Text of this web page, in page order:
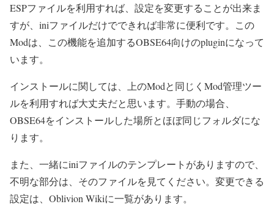
ESPファイルを利用すれば、設定を変更することが出来ま
すが、iniファイルだけでできれば非常に便利です。この
Modは、この機能を追加するOBSE64向けのpluginになって
います。
インストールに関しては、上のModと同じくMod管理ツー
ルを利用すれば大丈夫だと思います。手動の場合、
OBSE64をインストールした場所とほぼ同じフォルダにな
ります。
また、一緒にiniファイルのテンプレートがありますので、
不明な部分は、そのファイルを見てください。変更できる
設定は、Oblivion Wikiに一覧があります。